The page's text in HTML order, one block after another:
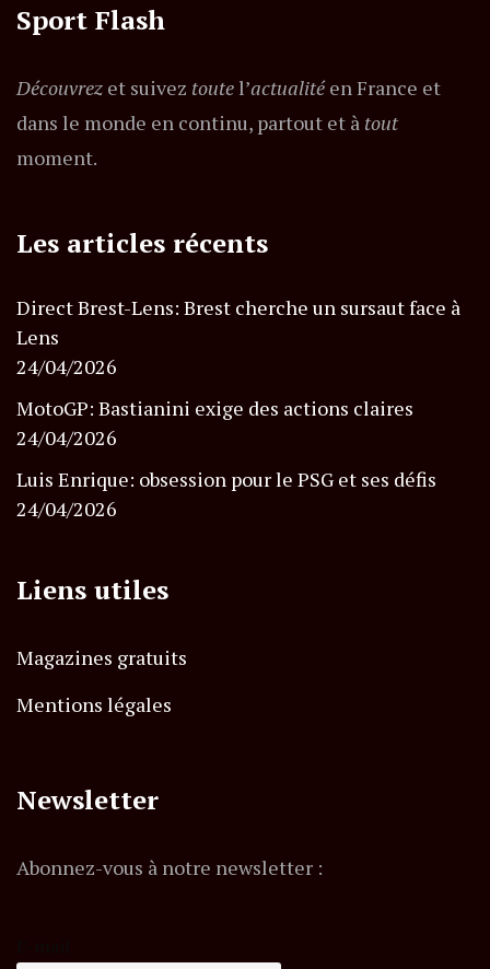
Sport Flash
Découvrez et suivez toutel’actualitéen France et
dans le monde en continu, partout et à tout
moment.
Les articles récents
Direct Brest-Lens: Brest cherche un sursaut face à
Lens
24/04/2026
MotoGP: Bastianini exige des actions claires
24/04/2026
Luis Enrique: obsession pour le PSG et ses défis
24/04/2026
Liens utiles
Magazines gratuits
Mentions légales
Newsletter
Abonnez-vous à notre newsletter :